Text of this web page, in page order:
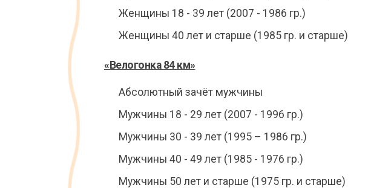
Женщины 18 - 39 лет (2007 - 1986 гр.)
Женщины 40 лет и старше (1985 гр. и старше)
«Велогонка 84 км»
Абсолютный зачёт мужчины
Мужчины 18 - 29 лет (2007 - 1996 гр.)
Мужчины 30 - 39 лет (1995 – 1986 гр.)
Мужчины 40 - 49 лет (1985 - 1976 гр.)
Мужчины 50 лет и старше (1975 гр. и старше)